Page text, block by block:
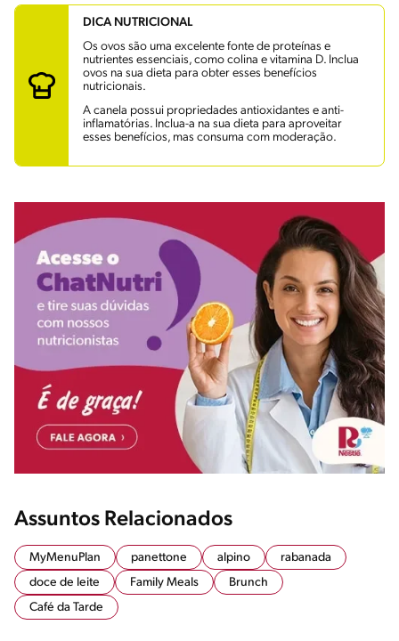
DICA NUTRICIONAL
Os ovos são uma excelente fonte de proteínas e
nutrientes essenciais, como colina e vitamina D. Inclua
ovos na sua dieta para obter esses benefícios
nutricionais.
A canela possui propriedades antioxidantes e anti-
inflamatórias. Inclua-a na sua dieta para aproveitar
esses benefícios, mas consuma com moderação.
Assuntos Relacionados
MyMenuPlan panettone alpino
rabanada
doce de leite
Family Meals
Brunch
Café da Tarde